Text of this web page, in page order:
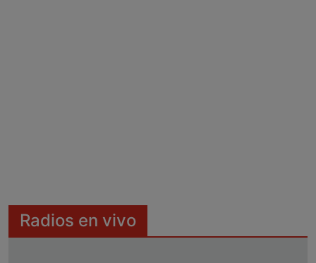
Radios en vivo